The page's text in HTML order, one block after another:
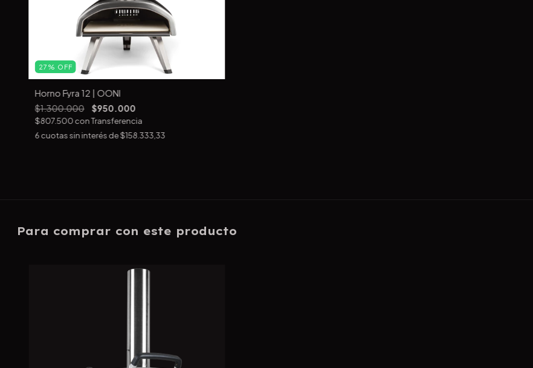
27 % OFF
Horno Fyra 12 | OONI
$1.300.000 $950.000
$807.500conTransferencia
6cuotas sin interés de$158.333,33
Para comprar con este producto